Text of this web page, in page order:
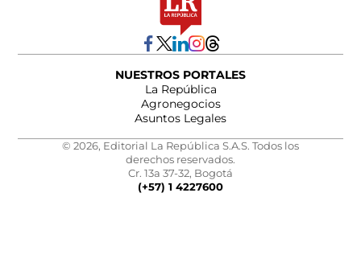
NUESTROS PORTALES
La República
Agronegocios
Asuntos Legales
© 2026, Editorial La República S.A.S. Todos los
derechos reservados.
Cr. 13a 37-32, Bogotá
(+57) 1 4227600